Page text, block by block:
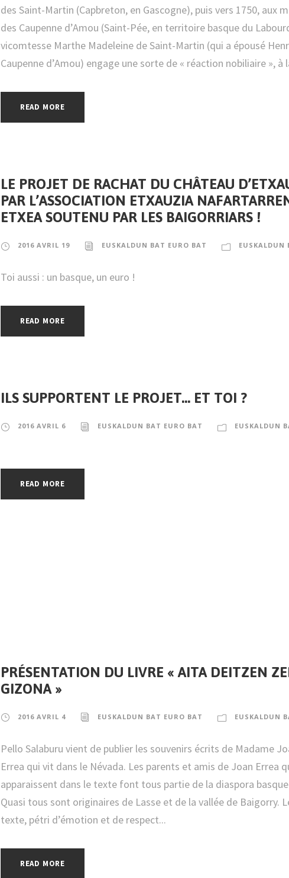
des Saint-Martin (Capbreton, en Gascogne), puis vers 1750, aux
des Caupenne d’Amou (Saint-Pée, en territoire basque du
vicomtesse Marthe Madeleine de Saint-Martin (qui a épousé
Caupenne d’Amou) engage une sorte de « réaction nobiliaire », à
READ MORE
LE PROJET DE RACHAT DU CHÂTEAU
PAR L’ASSOCIATION ETXAUZIA
ETXEA SOUTENU PAR LES BAIGORRIARS !
2016 AVRIL 19 EUSKALDUN BAT EURO BAT EUSKALDUN
Toi aussi : un basque, un euro !
READ MORE
ILS SUPPORTENT LE PROJET… ET TOI ?
2016 AVRIL 6 EUSKALDUN BAT EURO BAT EUSKALDUN
READ MORE
PRÉSENTATION DU LIVRE « AITA DEITZEN
GIZONA »
2016 AVRIL 4 EUSKALDUN BAT EURO BAT EUSKALDUN
Pello Salaburu vient de publier les souvenirs écrits de Madame
Errea qui vit dans le Névada. Les parents et amis de Joan Errea
apparaissent dans le texte font tous partie de la diaspora
Quasi tous sont originaires de Lasse et de la vallée de Baigorry.
texte, pétri d’émotion et de respect...
READ MORE